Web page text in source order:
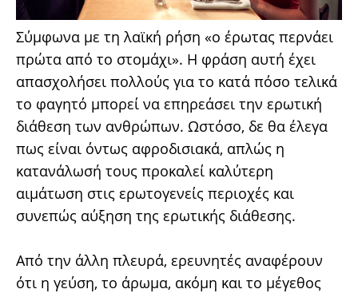
Σύμφωνα με τη λαϊκή ρήση «ο έρωτας περνάει
πρώτα από το στομάχι». Η φράση αυτή έχει
απασχολήσει πολλούς για το κατά πόσο τελικά
το φαγητό μπορεί να επηρεάσει την ερωτική
διάθεση των ανθρώπων. Ωστόσο, δε θα έλεγα
πως είναι όντως αφροδισιακά, απλώς η
κατανάλωσή τους προκαλεί καλύτερη
αιμάτωση στις ερωτογενείς περιοχές και
συνεπώς αύξηση της ερωτικής διάθεσης.
Από την άλλη πλευρά, ερευνητές αναφέρουν
ότι η γεύση, το άρωμα, ακόμη και το μέγεθος